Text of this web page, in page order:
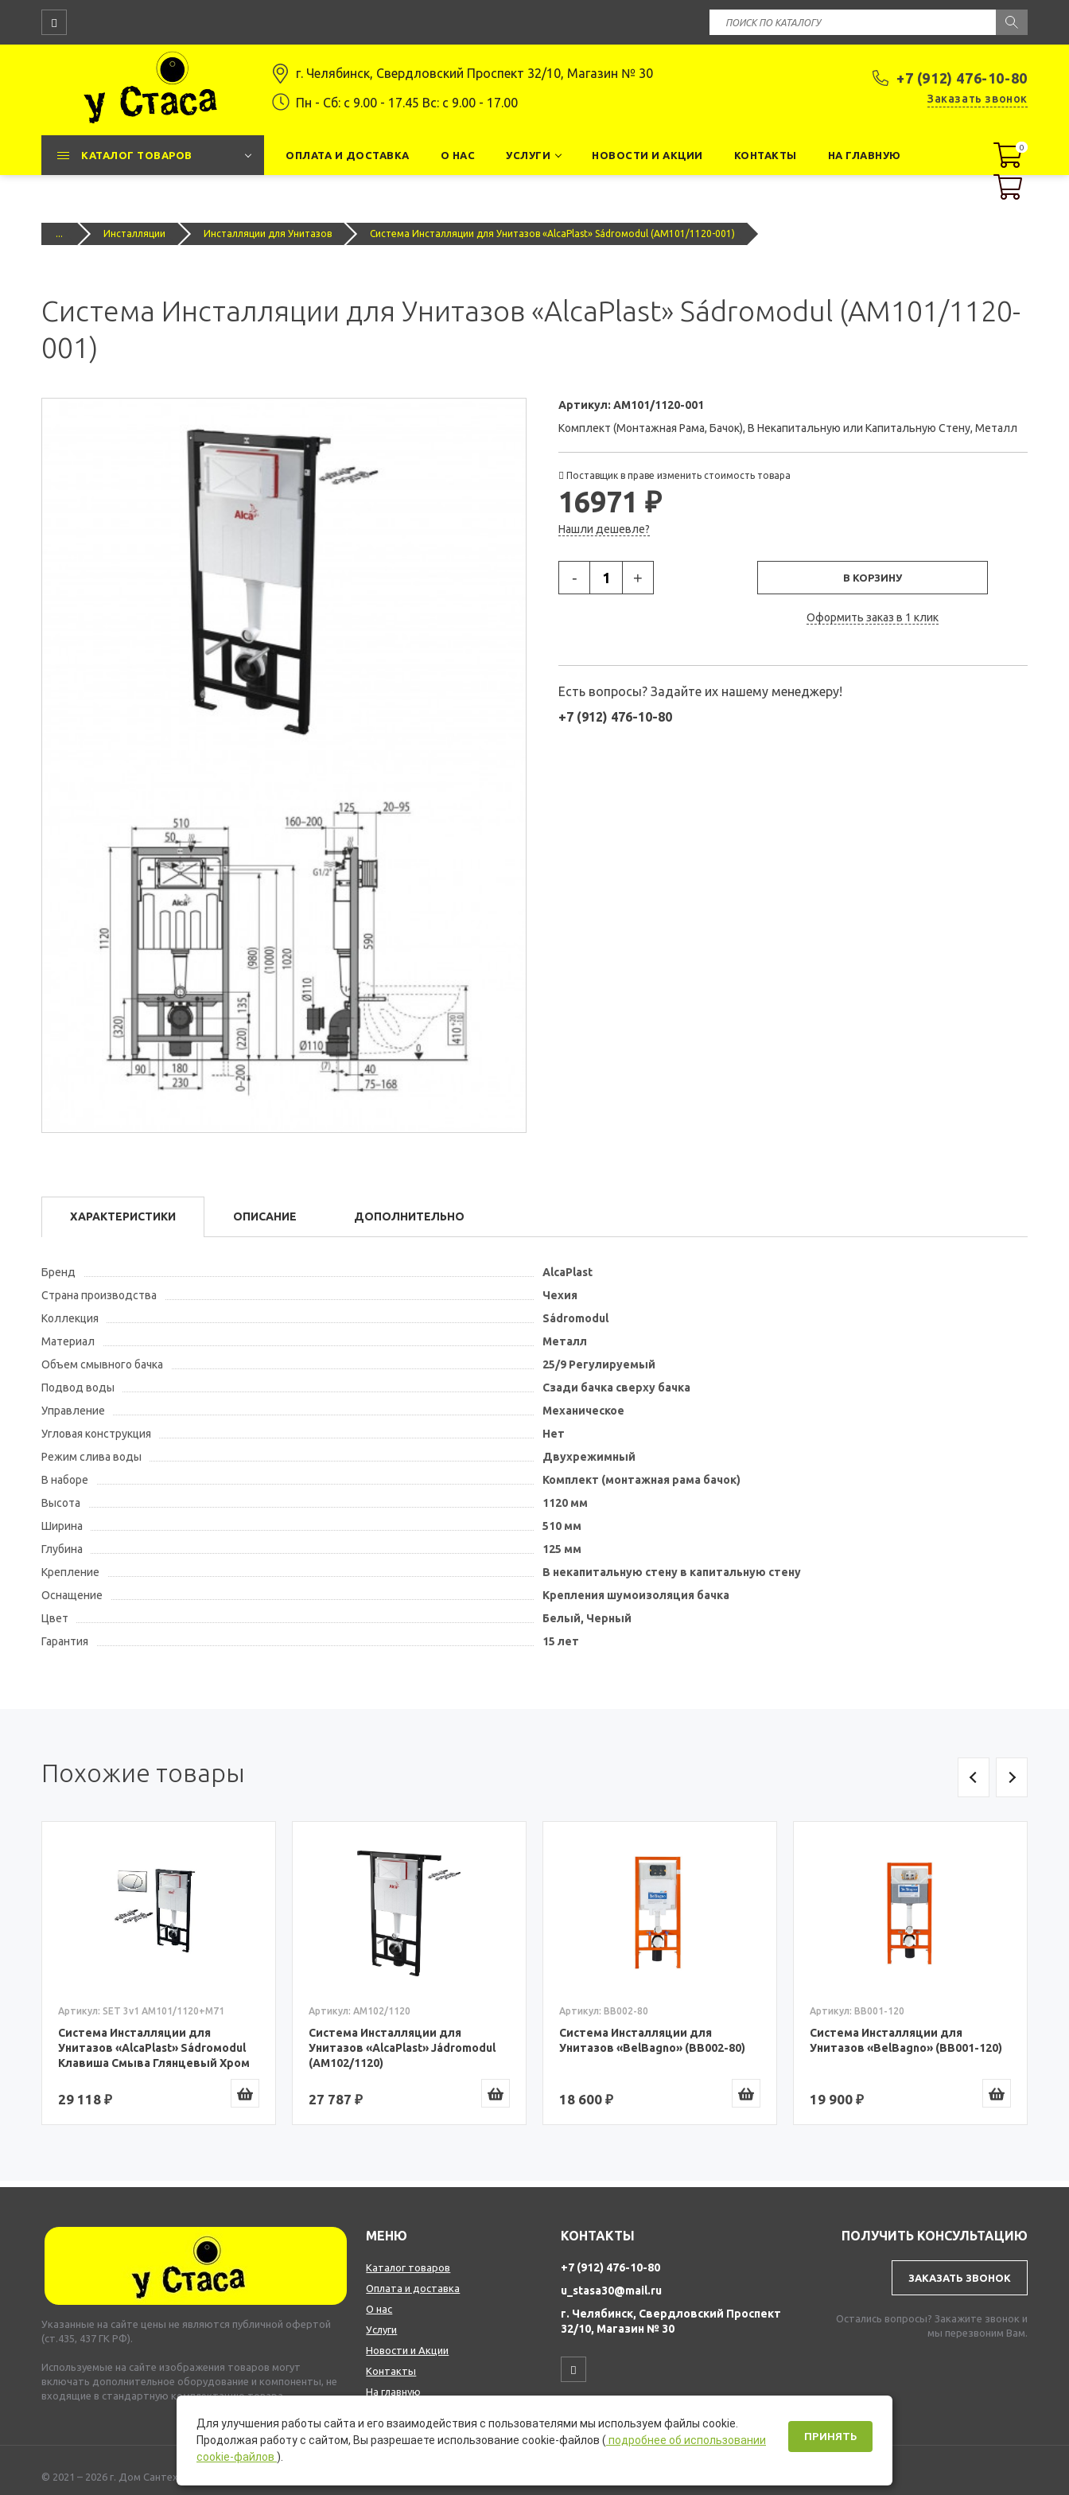
+7 (912) 476-10-80
Заказать звонок
г. Челябинск, Свердловский Проспект 32/10, Магазин № 30
Пн - Сб: c 9.00 - 17.45 Вс: c 9.00 - 17.00
КАТАЛОГ ТОВАРОВ ОПЛАТА И ДОСТАВКА О НАС УСЛУГИ НОВОСТИ И АКЦИИ КОНТАКТЫ НА ГЛАВНУЮ
0
0
... Инсталляции Инсталляции для Унитазов Система Инсталляции для Унитазов «AlcaPlast» Sádroмodul (AM101/1120-001)
Система Инсталляции для Унитазов «AlcaPlast» Sádroмodul (AM101/1120-
001)
Артикул: AM101/1120-001
Комплект (Монтажная Рама, Бачок), В Некапитальную или Капитальную Стену, Металл
Поставщик в праве изменить стоимость товара
16971 ₽
Нашли дешевле?
- + В КОРЗИНУ
Оформить заказ в 1 клик
Есть вопросы? Задайте их нашему менеджеру!
+7 (912) 476-10-80
ХАРАКТЕРИСТИКИ ОПИСАНИЕ ДОПОЛНИТЕЛЬНО
Бренд
AlcaPlast
Страна производства
Чехия
Коллекция
Sádromodul
Материал
Металл
Объем смывного бачка
25/9 Регулируемый
Подвод воды
Сзади бачка сверху бачка
Управление
Механическое
Угловая конструкция
Нет
Режим слива воды
Двухрежимный
В наборе
Комплект (монтажная рама бачок)
Высота
1120 мм
Ширина
510 мм
Глубина
125 мм
Крепление
В некапитальную стену в капитальную стену
Оснащение
Крепления шумоизоляция бачка
Цвет
Белый, Черный
Гарантия
15 лет
Похожие товары
Артикул: SET 3v1 AM101/1120+M71
Система Инсталляции для
Унитазов «AlcaPlast» Sádroмodul
Клавиша Смыва Глянцевый Хром
29 118 ₽
Артикул: AM102/1120
Система Инсталляции для
Унитазов «AlcaPlast» Jádromodul
(AM102/1120)
27 787 ₽
Артикул: BB002-80
Система Инсталляции для
Унитазов «BelBagno» (BB002-80)
18 600 ₽
Артикул: BB001-120
Система Инсталляции для
Унитазов «BelBagno» (BB001-120)
19 900 ₽
Указанные на сайте цены не являются публичной офертой
(ст.435, 437 ГК РФ).
Используемые на сайте изображения товаров могут
включать дополнительное оборудование и компоненты, не
входящие в стандартную комплектацию товара.
МЕНЮ
Каталог товаров
Оплата и доставка
О нас
Услуги
Новости и Акции
Контакты
На главную
КОНТАКТЫ
+7 (912) 476-10-80
u_stasa30@mail.ru
г. Челябинск, Свердловский Проспект
32/10, Магазин № 30
ПОЛУЧИТЬ КОНСУЛЬТАЦИЮ
ЗАКАЗАТЬ ЗВОНОК
Остались вопросы? Закажите звонок и
мы перезвоним Вам.
© 2021 – 2026 г. Дом Сантехники «У Стаса»
Для улучшения работы сайта и его взаимодействия с пользователями мы используем файлы cookie.
Продолжая работу с сайтом, Вы разрешаете использование cookie-файлов ( подробнее об использовании
cookie-файлов ).
ПРИНЯТЬ